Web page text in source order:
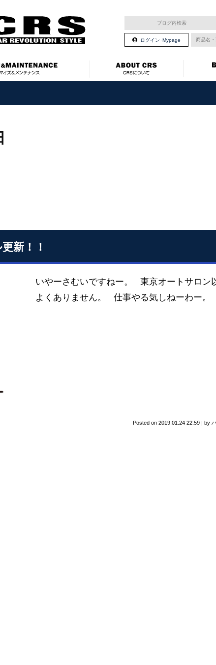
ログイン･Mypage
新！！
いやーさむいですねー。 東京オートサロン
よくありません。 仕事やる気しねー
Posted on 2019.01.24 22:59 | by